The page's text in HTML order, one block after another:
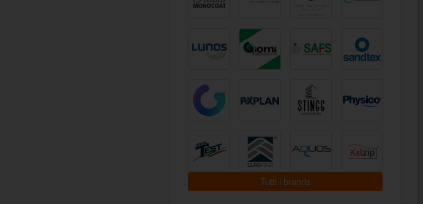
Tutti i brands